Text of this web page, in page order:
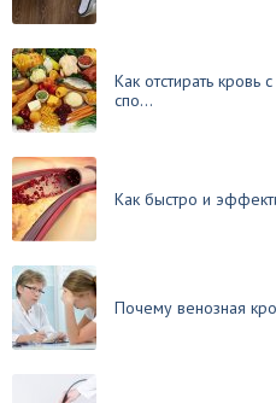
Как отстирать
спо...
Как быстро и
Почему венозная